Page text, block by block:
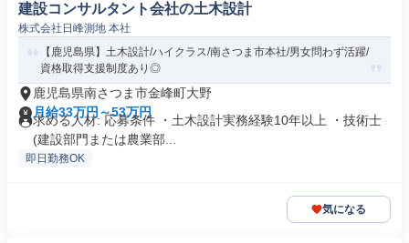
建設コンサルタント会社の土木設計
株式会社日峰測地 本社
【鹿児島県】土木設計/ハイクラス/南さつま市本社/男女問わず活躍/
資格取得支援制度あり◎
鹿児島県南さつま市金峰町大野
月給33万円～53万円
求める人材: 応募条件 ・土木設計実務経験10年以上 ・技術士
(建設部門または農業部...
即日勤務OK
気になる